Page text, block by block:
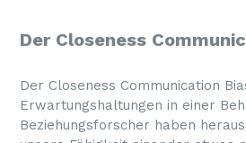
Der Closeness
Der Closeness Communication
Erwartungshaltungen in einer
Beziehungsforscher haben